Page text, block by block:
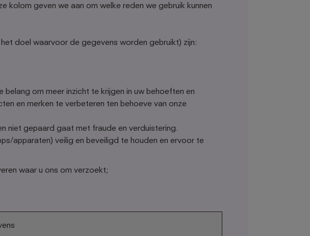
kolom geven we aan om welke reden we gebruik kunnen
doel waarvoor de gegevens worden gebruikt) zijn:
belang om meer inzicht te krijgen in uw behoeften en
en merken te verbeteren ten behoeve van onze
niet gepaard gaat met fraude en verduistering.
apparaten) veilig en beveiligd te houden en ervoor te
waar u ons om verzoekt;